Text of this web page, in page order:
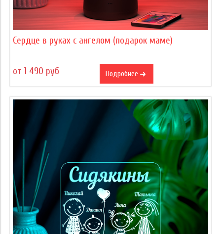
Сердце в руках с ангелом (подарок маме)
от 1 490 руб Подробнее